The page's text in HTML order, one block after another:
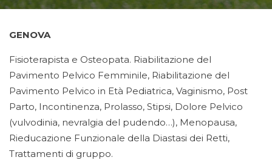
GENOVA
Fisioterapista e Osteopata. Riabilitazione del
Pavimento Pelvico Femminile, Riabilitazione del
Pavimento Pelvico in Età Pediatrica, Vaginismo, Post
Parto, Incontinenza, Prolasso, Stipsi, Dolore Pelvico
(vulvodinia, nevralgia del pudendo…), Menopausa,
Rieducazione Funzionale della Diastasi dei Retti,
Trattamenti di gruppo.